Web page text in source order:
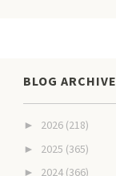
BLOG ARCHIVE
► 2026 (218)
► 2025 (365)
► 2024 (366)